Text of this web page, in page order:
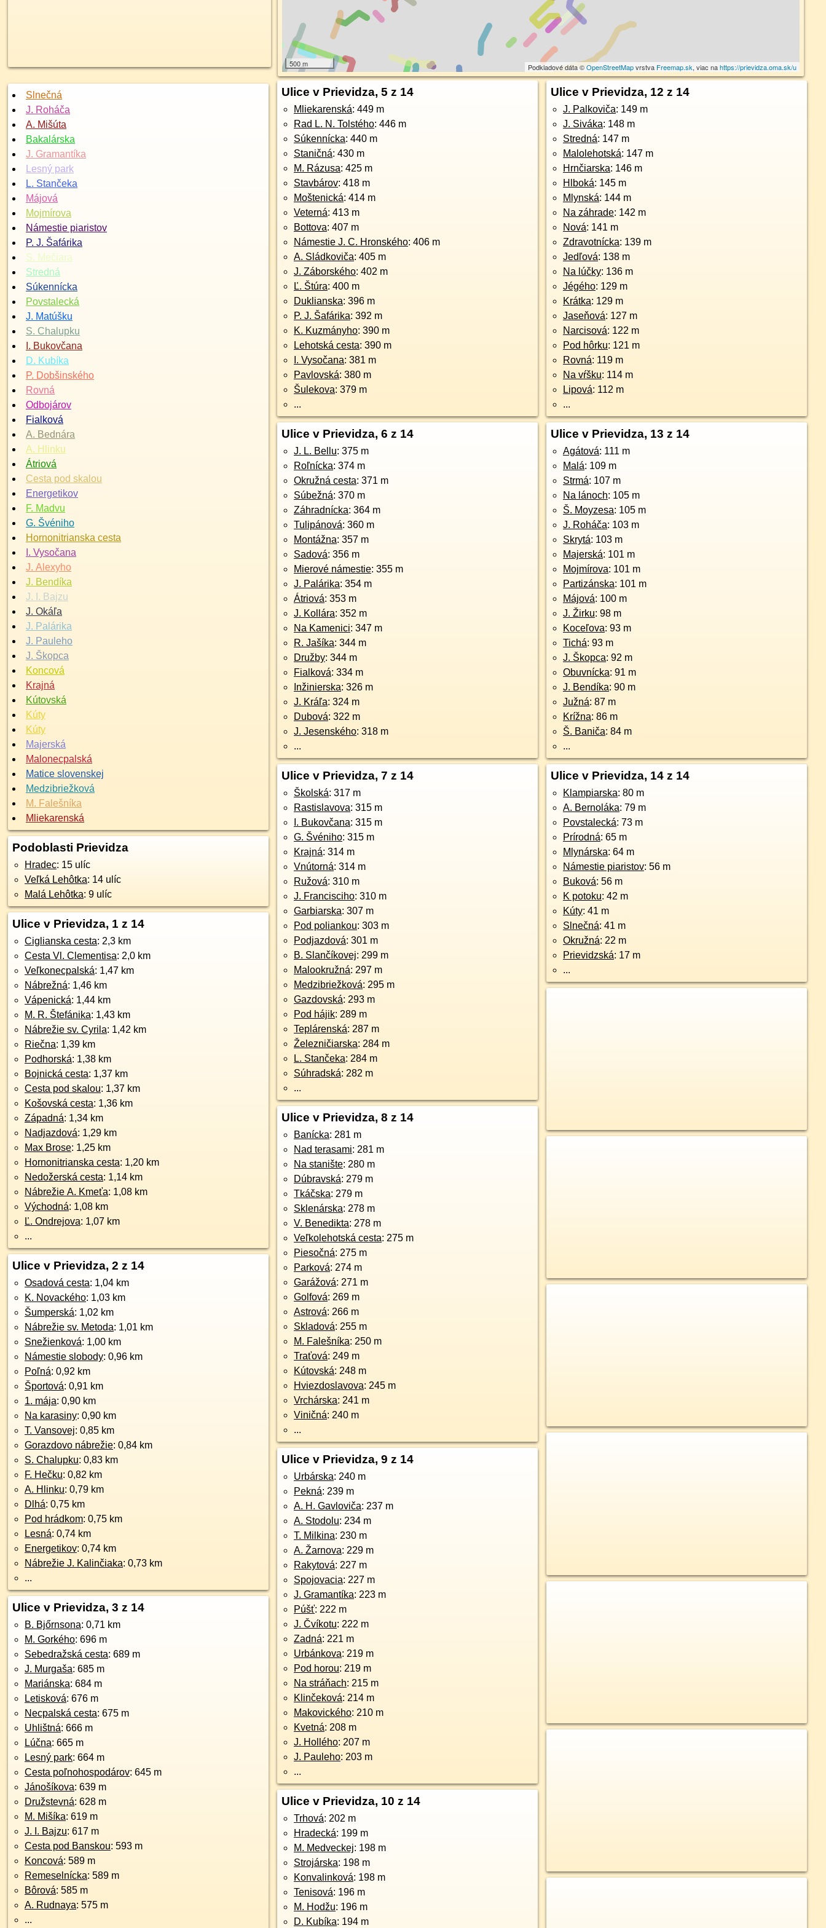
500 m Podkladové dáta ©OpenStreetMapvrstva Freemap.sk, viac nahttps://prievidza.oma.sk/u
Slnečná
J. Roháča
A. Mišúta
Bakalárska
J. Gramantíka
Lesný park
L. Stančeka
Májová
Mojmírova
Námestie piaristov
P. J. Šafárika
S. Mečiara
Stredná
Súkennícka
Povstalecká
J. Matúšku
S. Chalupku
I. Bukovčana
D. Kubíka
P. Dobšinského
Rovná
Odbojárov
Fialková
A. Bednára
A. Hlinku
Átriová
Cesta pod skalou
Energetikov
F. Madvu
G. Švéniho
Hornonitrianska cesta
I. Vysočana
J. Alexyho
J. Bendíka
J. I. Bajzu
J. Okáľa
J. Palárika
J. Pauleho
J. Škopca
Koncová
Krajná
Kútovská
Kúty
Kúty
Majerská
Malonecpalská
Matice slovenskej
Medzibriežková
M. Falešníka
Mliekarenská
Podoblasti Prievidza
Hradec: 15 ulíc
Veľká Lehôtka: 14 ulíc
Malá Lehôtka: 9 ulíc
Ulice v Prievidza, 1 z 14
Ciglianska cesta: 2,3 km
Cesta Vl. Clementisa: 2,0 km
Veľkonecpalská: 1,47 km
Nábrežná: 1,46 km
Vápenická: 1,44 km
M. R. Štefánika: 1,43 km
Nábrežie sv. Cyrila: 1,42 km
Riečna: 1,39 km
Podhorská: 1,38 km
Bojnická cesta: 1,37 km
Cesta pod skalou: 1,37 km
Košovská cesta: 1,36 km
Západná: 1,34 km
Nadjazdová: 1,29 km
Max Brose: 1,25 km
Hornonitrianska cesta: 1,20 km
Nedožerská cesta: 1,14 km
Nábrežie A. Kmeťa: 1,08 km
Východná: 1,08 km
Ľ. Ondrejova: 1,07 km
...
Ulice v Prievidza, 2 z 14
Osadová cesta: 1,04 km
K. Novackého: 1,03 km
Šumperská: 1,02 km
Nábrežie sv. Metoda: 1,01 km
Snežienková: 1,00 km
Námestie slobody: 0,96 km
Poľná: 0,92 km
Športová: 0,91 km
1. mája: 0,90 km
Na karasiny: 0,90 km
T. Vansovej: 0,85 km
Gorazdovo nábrežie: 0,84 km
S. Chalupku: 0,83 km
F. Hečku: 0,82 km
A. Hlinku: 0,79 km
Dlhá: 0,75 km
Pod hrádkom: 0,75 km
Lesná: 0,74 km
Energetikov: 0,74 km
Nábrežie J. Kalinčiaka: 0,73 km
...
Ulice v Prievidza, 3 z 14
B. Bjőrnsona: 0,71 km
M. Gorkého: 696 m
Sebedražská cesta: 689 m
J. Murgaša: 685 m
Mariánska: 684 m
Letisková: 676 m
Necpalská cesta: 675 m
Uhlištná: 666 m
Lúčna: 665 m
Lesný park: 664 m
Cesta poľnohospodárov: 645 m
Jánošíkova: 639 m
Družstevná: 628 m
M. Mišíka: 619 m
J. I. Bajzu: 617 m
Cesta pod Banskou: 593 m
Koncová: 589 m
Remeselnícka: 589 m
Bôrová: 585 m
A. Rudnaya: 575 m
...
Ulice v Prievidza, 5 z 14
Mliekarenská: 449 m
Rad L. N. Tolstého: 446 m
Súkennícka: 440 m
Staničná: 430 m
M. Rázusa: 425 m
Stavbárov: 418 m
Moštenická: 414 m
Veterná: 413 m
Bottova: 407 m
Námestie J. C. Hronského: 406 m
A. Sládkoviča: 405 m
J. Záborského: 402 m
Ľ. Štúra: 400 m
Duklianska: 396 m
P. J. Šafárika: 392 m
K. Kuzmányho: 390 m
Lehotská cesta: 390 m
I. Vysočana: 381 m
Pavlovská: 380 m
Šulekova: 379 m
...
Ulice v Prievidza, 6 z 14
J. L. Bellu: 375 m
Roľnícka: 374 m
Okružná cesta: 371 m
Súbežná: 370 m
Záhradnícka: 364 m
Tulipánová: 360 m
Montážna: 357 m
Sadová: 356 m
Mierové námestie: 355 m
J. Palárika: 354 m
Átriová: 353 m
J. Kollára: 352 m
Na Kamenici: 347 m
R. Jašíka: 344 m
Družby: 344 m
Fialková: 334 m
Inžinierska: 326 m
J. Kráľa: 324 m
Dubová: 322 m
J. Jesenského: 318 m
...
Ulice v Prievidza, 7 z 14
Školská: 317 m
Rastislavova: 315 m
I. Bukovčana: 315 m
G. Švéniho: 315 m
Krajná: 314 m
Vnútorná: 314 m
Ružová: 310 m
J. Francisciho: 310 m
Garbiarska: 307 m
Pod poliankou: 303 m
Podjazdová: 301 m
B. Slančíkovej: 299 m
Malookružná: 297 m
Medzibriežková: 295 m
Gazdovská: 293 m
Pod hájik: 289 m
Teplárenská: 287 m
Železničiarska: 284 m
L. Stančeka: 284 m
Súhradská: 282 m
...
Ulice v Prievidza, 8 z 14
Banícka: 281 m
Nad terasami: 281 m
Na stanište: 280 m
Dúbravská: 279 m
Tkáčska: 279 m
Sklenárska: 278 m
V. Benedikta: 278 m
Veľkolehotská cesta: 275 m
Piesočná: 275 m
Parková: 274 m
Garážová: 271 m
Golfová: 269 m
Astrová: 266 m
Skladová: 255 m
M. Falešníka: 250 m
Traťová: 249 m
Kútovská: 248 m
Hviezdoslavova: 245 m
Vrchárska: 241 m
Viničná: 240 m
...
Ulice v Prievidza, 9 z 14
Urbárska: 240 m
Pekná: 239 m
A. H. Gavloviča: 237 m
A. Stodolu: 234 m
T. Milkina: 230 m
A. Žarnova: 229 m
Rakytová: 227 m
Spojovacia: 227 m
J. Gramantíka: 223 m
Púšť: 222 m
J. Čvíkotu: 222 m
Zadná: 221 m
Urbánkova: 219 m
Pod horou: 219 m
Na stráňach: 215 m
Klinčeková: 214 m
Makovického: 210 m
Kvetná: 208 m
J. Hollého: 207 m
J. Pauleho: 203 m
...
Ulice v Prievidza, 10 z 14
Trhová: 202 m
Hradecká: 199 m
M. Medveckej: 198 m
Strojárska: 198 m
Konvalinková: 198 m
Tenisová: 196 m
M. Hodžu: 196 m
D. Kubíka: 194 m
Ulice v Prievidza, 12 z 14
J. Palkoviča: 149 m
J. Siváka: 148 m
Stredná: 147 m
Malolehotská: 147 m
Hrnčiarska: 146 m
Hlboká: 145 m
Mlynská: 144 m
Na záhrade: 142 m
Nová: 141 m
Zdravotnícka: 139 m
Jedľová: 138 m
Na lúčky: 136 m
Jégého: 129 m
Krátka: 129 m
Jaseňová: 127 m
Narcisová: 122 m
Pod hôrku: 121 m
Rovná: 119 m
Na vŕšku: 114 m
Lipová: 112 m
...
Ulice v Prievidza, 13 z 14
Agátová: 111 m
Malá: 109 m
Strmá: 107 m
Na lánoch: 105 m
Š. Moyzesa: 105 m
J. Roháča: 103 m
Skrytá: 103 m
Majerská: 101 m
Mojmírova: 101 m
Partizánska: 101 m
Májová: 100 m
J. Žirku: 98 m
Koceľova: 93 m
Tichá: 93 m
J. Škopca: 92 m
Obuvnícka: 91 m
J. Bendíka: 90 m
Južná: 87 m
Krížna: 86 m
Š. Baniča: 84 m
...
Ulice v Prievidza, 14 z 14
Klampiarska: 80 m
A. Bernoláka: 79 m
Povstalecká: 73 m
Prírodná: 65 m
Mlynárska: 64 m
Námestie piaristov: 56 m
Buková: 56 m
K potoku: 42 m
Kúty: 41 m
Slnečná: 41 m
Okružná: 22 m
Prievidzská: 17 m
...